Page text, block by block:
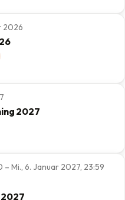
2026
2027
Mi., 6. Januar 2027, 23:59
2027